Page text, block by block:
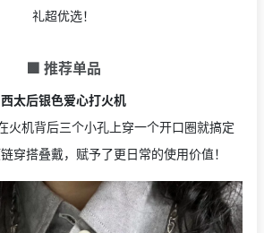
礼超优选！
🟩 推荐单品
西太后银色爱心打火机
火机背后三个小孔上穿一个开口圈就搞定
穿搭叠戴，赋予了更日常的使用价值！